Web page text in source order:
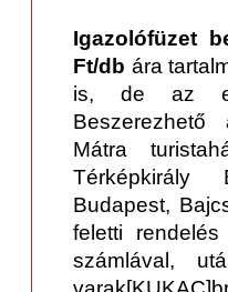
Igazolófüzet
Ft/db ára
is, de az
Mátra
Térképkirály
Budapest,
feletti
számlával,